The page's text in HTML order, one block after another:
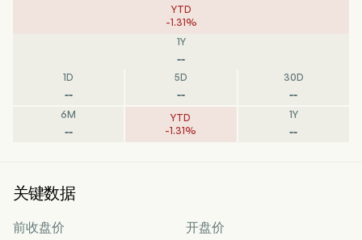
YTD
-1.31%
1Y
--
1D
--
5D
--
30D
--
6M
--
YTD
-1.31%
1Y
--
关键数据
前收盘价 开盘价